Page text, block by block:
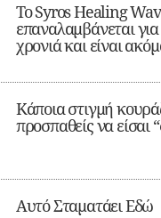
Το Syros Healing
επαναλαμβάνεται
χρονιά και είναι
Κάποια στιγμή
προσπαθείς να είσαι
Αυτό Σταματάει Εδώ